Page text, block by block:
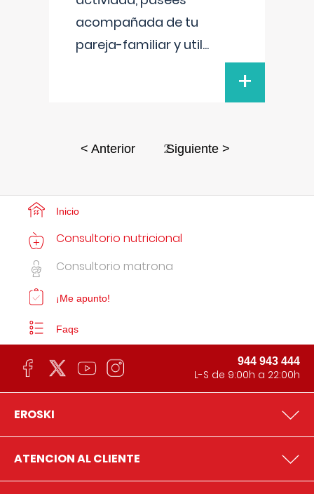
acompañada de tu
pareja-familiar y util...
+
< Anterior 2Siguiente >
Inicio
Consultorio nutricional
Consultorio matrona
¡Me apunto!
Faqs
944 943 444
L-S de 9:00h a 22:00h
EROSKI
ATENCION AL CLIENTE